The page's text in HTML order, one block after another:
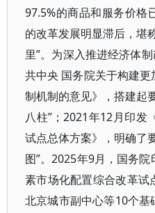
97.5%的商品和服务价格
的改革发展明显滞后，堪
里”。为深入推进经济体
共中央 国务院关于构建
制机制的意见》，搭建起
八柱”；2021年12月印发
试点总体方案》，明确了
图”。2025年9月，国务
素市场化配置综合改革试
北京城市副中心等10个